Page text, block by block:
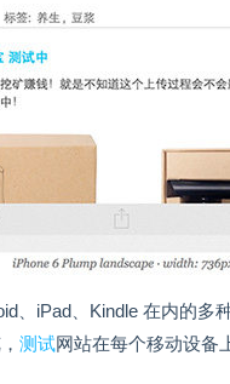
、iPad、Kindle 在内的
测试网站在每个移动设备